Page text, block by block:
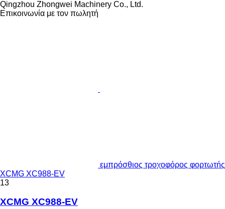
Qingzhou Zhongwei Machinery Co., Ltd.
Επικοινωνία με τον πωλητή
εμπρόσθιος τροχοφόρος φορτωτής
XCMG XC988-EV
13
XCMG XC988-EV